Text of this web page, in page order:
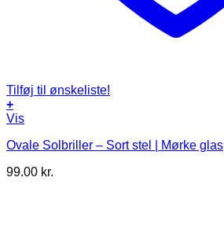
Tilføj til ønskeliste!
+
Vis
Ovale Solbriller – Sort stel | Mørke glas
99.00 kr.